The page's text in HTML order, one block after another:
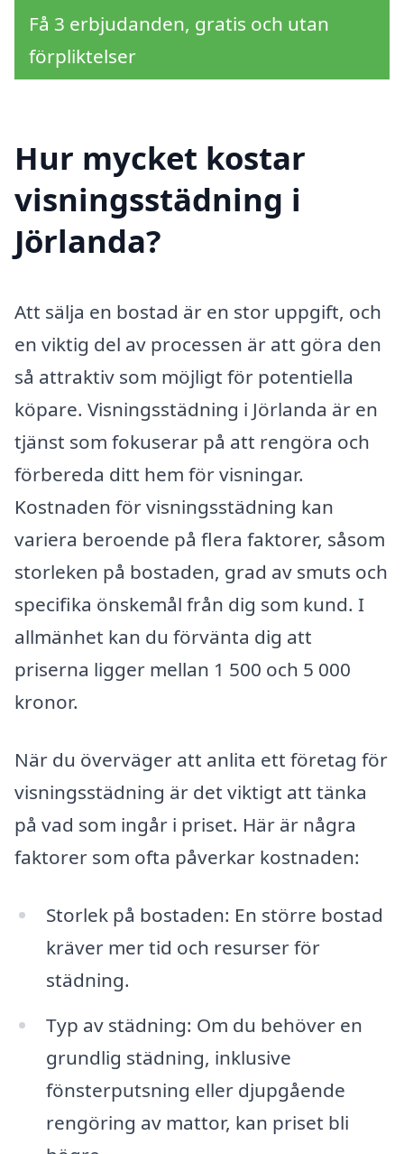
Få 3 erbjudanden, gratis och utan
förpliktelser
Hur mycket kostar
visningsstädning i
Jörlanda?
Att sälja en bostad är en stor uppgift, och
en viktig del av processen är att göra den
så attraktiv som möjligt för potentiella
köpare. Visningsstädning i Jörlanda är en
tjänst som fokuserar på att rengöra och
förbereda ditt hem för visningar.
Kostnaden för visningsstädning kan
variera beroende på flera faktorer, såsom
storleken på bostaden, grad av smuts och
specifika önskemål från dig som kund. I
allmänhet kan du förvänta dig att
priserna ligger mellan 1 500 och 5 000
kronor.
När du överväger att anlita ett företag för
visningsstädning är det viktigt att tänka
på vad som ingår i priset. Här är några
faktorer som ofta påverkar kostnaden:
Storlek på bostaden: En större bostad
kräver mer tid och resurser för
städning.
Typ av städning: Om du behöver en
grundlig städning, inklusive
fönsterputsning eller djupgående
rengöring av mattor, kan priset bli